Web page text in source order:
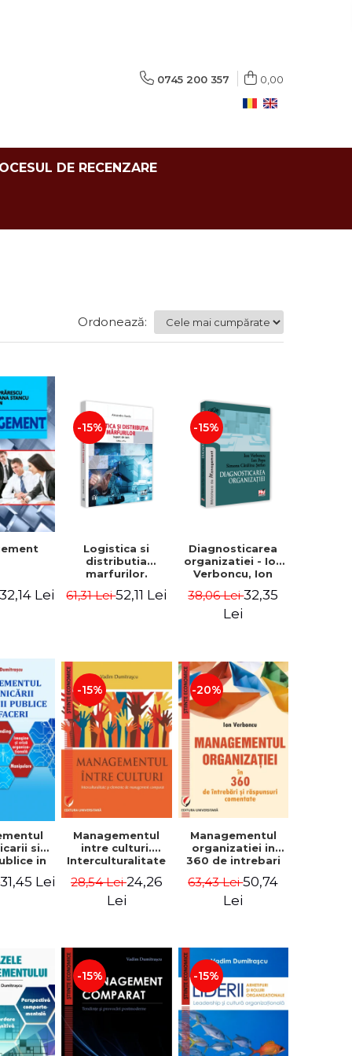
0745 200 357 0,00
DE RECENZARE
Ordonează:
32,14 Lei
-15%
Logistica si
distributia
marfurilor.
Editia a VI-a -
61,31 Lei52,11 Lei
-15%
Diagnosticarea
organizatiei - Ion
Verboncu, Ion
Catalina Stefan
38,06 Lei32,35
Lei
si
in
31,45 Lei
-15%
Managementul
intre culturi.
Interculturalitate
management
comparat -
28,54 Lei24,26
Lei
-20%
Managementul
organizatiei in
360 de intrebari
comentate - Ion
Verboncu
63,43 Lei50,74
Lei
-15% -15%